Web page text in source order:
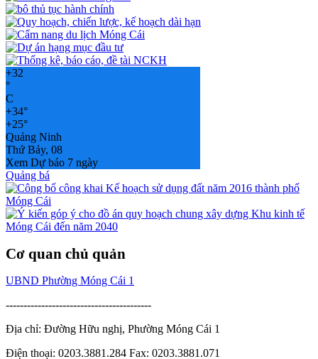
+32
°
C
+34°
+25°
Quảng Ninh
Thứ Bảy, 08
Xem Dự báo 7 ngày
Quảng bá
Cơ quan chủ quản
UBND Phường Móng Cái 1
-----------------------------------------
Địa chỉ: Đường Hữu nghị, Phường Móng Cái 1
Điện thoại: 0203.3881.284 Fax: 0203.3881.071